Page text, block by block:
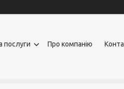
послуги Про компанію